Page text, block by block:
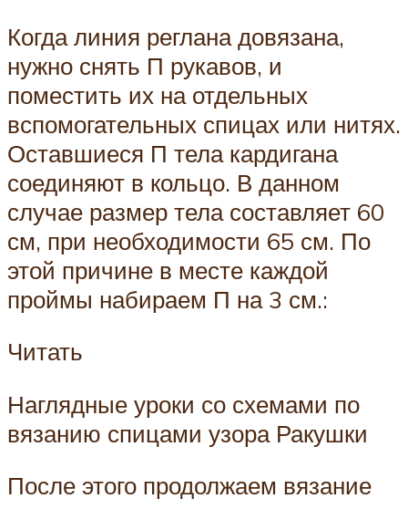
Когда линия реглана довязана,
нужно снять П рукавов, и
поместить их на отдельных
вспомогательных спицах или нитях.
Оставшиеся П тела кардигана
соединяют в кольцо. В данном
случае размер тела составляет 60
см, при необходимости 65 см. По
этой причине в месте каждой
проймы набираем П на 3 см.:
Читать
Наглядные уроки со схемами по
вязанию спицами узора Ракушки
После этого продолжаем вязание